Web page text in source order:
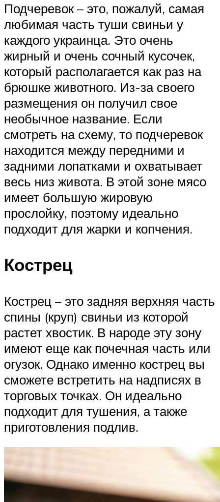
Подчеревок – это, пожалуй, самая
любимая часть туши свиньи у
каждого украинца. Это очень
жирный и очень сочный кусочек,
который располагается как раз на
брюшке животного. Из-за своего
размещения он получил свое
необычное название. Если
смотреть на схему, то подчеревок
находится между передними и
задними лопатками и охватывает
весь низ живота. В этой зоне мясо
имеет большую жировую
прослойку, поэтому идеально
подходит для жарки и копчения.
Кострец
Кострец – это задняя верхняя часть
спины (круп) свиньи из которой
растет хвостик. В народе эту зону
имеют еще как почечная часть или
огузок. Однако именно кострец вы
сможете встретить на надписях в
торговых точках. Он идеально
подходит для тушения, а также
приготовления подлив.